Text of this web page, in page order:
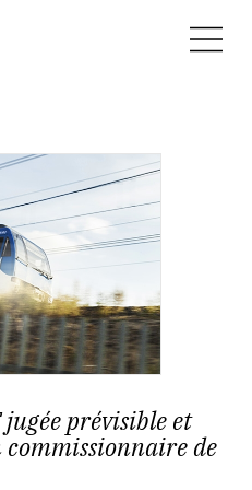
jugée prévisible et
de